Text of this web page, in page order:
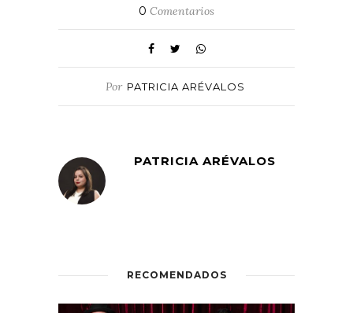
0 Comentarios
Por PATRICIA ARÉVALOS
PATRICIA ARÉVALOS
RECOMENDADOS